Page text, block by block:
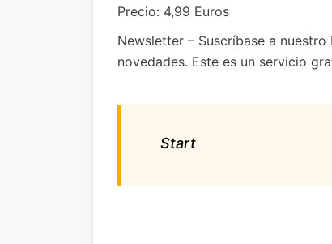
Precio: 4,99 Euros
Newsletter – Suscríbase a
novedades. Este es un servicio
Start